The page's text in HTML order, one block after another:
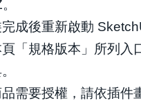
成後重新啟動
「規格版本」所列入
需要授權，請依插件